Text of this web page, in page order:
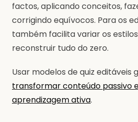
factos, aplicando conceitos,
corrigindo equívocos. Para os
também facilita variar os
reconstruir tudo do zero.
Usar modelos de quiz editáveis
transformar conteúdo passivo
aprendizagem ativa.